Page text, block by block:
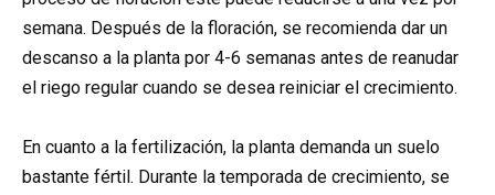
semana. Después de la floración, se recomienda dar un
descanso a la planta por 4-6 semanas antes de reanudar
el riego regular cuando se desea reiniciar el crecimiento.
En cuanto a la fertilización, la planta demanda un suelo
bastante fértil. Durante la temporada de crecimiento, se